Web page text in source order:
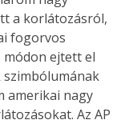
a korlátozásról,
fogorvos
ejtett el
szimbólumának
amerikai nagy
Az AP